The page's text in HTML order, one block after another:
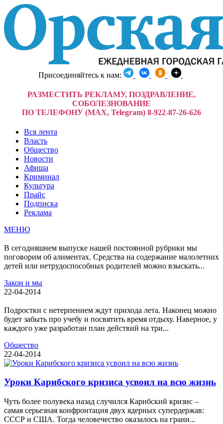
Присоединяйтесь к нам:
РАЗМЕСТИТЬ РЕКЛАМУ, ПОЗДРАВЛЕНИЕ,
СОБОЛЕЗНОВАНИЕ
ПО ТЕЛЕФОНУ (MAX, Telegram) 8-922-87-26-626
Вся лента
Власть
Общество
Новости
Афиша
Криминал
Культура
Прайс
Подписка
Реклама
МЕНЮ
В сегодняшнем выпуске нашей постоянной рубрики мы
поговорим об алиментах. Средства на содержание малолетних
детей или нетрудоспособных родителей можно взыскать...
Закон и мы
22-04-2014
Подростки с нетерпением ждут прихода лета. Наконец можно
будет забыть про учебу и посвятить время отдыху. Наверное, у
каждого уже разработан план действий на три...
Общество
22-04-2014
Уроки Карибского кризиса усвоил на всю жизнь
Чуть более полувека назад случился Карибский кризис –
самая серьезная конфронтация двух ядерных супердержав:
СССР и США. Тогда человечество оказалось на грани...